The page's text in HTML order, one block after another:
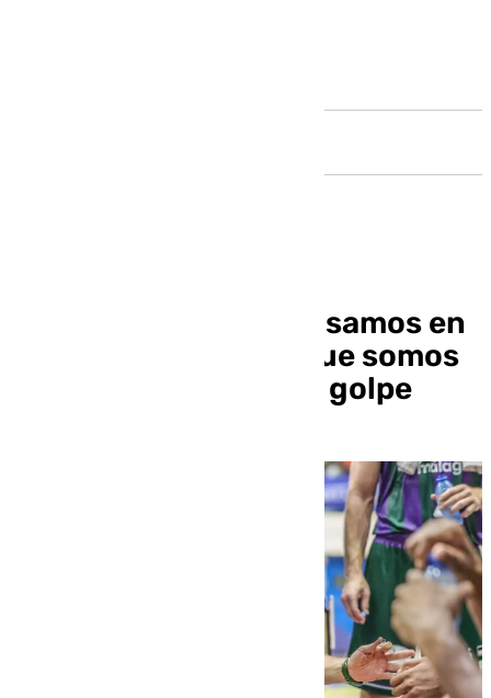
Ibon Navarro: «Si pensamos en
lo buenos y guapos que somos
nos vamos a llevar un golpe